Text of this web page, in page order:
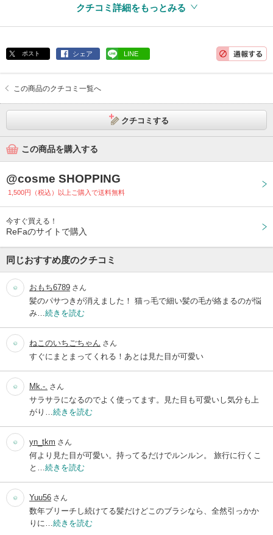
クチコミ詳細をもっとみる
ポスト シェア LINE
この商品のクチコミ一覧へ
クチコミする
この商品を購入する
@cosme SHOPPING
1,500円（税込）以上ご購入で送料無料
今すぐ買える！
ReFaのサイトで購入
同じおすすめ度のクチコミ
おもち6789 さん
髪のパサつきが消えました！ 猫っ毛で細い髪の毛が絡まるのが悩
み… 続きを読む
ねこのいちごちゃん さん
すぐにまとまってくれる！あとは見た目が可愛い
Mk.-. さん
サラサラになるのでよく使ってます。見た目も可愛いし気分も上
がり… 続きを読む
yn_tkm さん
何より見た目が可愛い。持ってるだけでルンルン。 旅行に行くこ
と… 続きを読む
Yuu56 さん
数年ブリーチし続けてる髪だけどこのブラシなら、全然引っかか
りに… 続きを読む